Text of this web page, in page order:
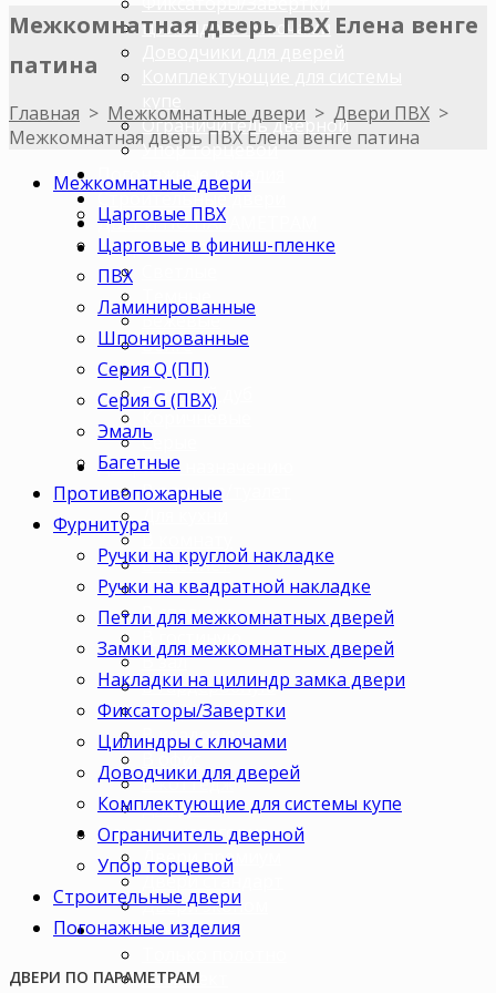
Цилиндры с ключами
Ограничитель дверной
Упор торцевой
Погонажные изделия
Строительные двери
ДВЕРИ ПО ПАРАМЕТРАМ
Двери по цветам
Бежевые
Венге
Орех
Беленый дуб
Коричневые
Серые
Двери по назначению
В ванную/туалет
Для кухни
В комнату
В кабинет
В детскую
В спальню
В зал
В гардеробную
В коридор
В кладовку
В офис
В коттедж
Для дачи
Ценовая категория
Двери премиум
Двери стандарт
Двери эконом
Комплектация
Комплект
Межкомнатная дверь ПВХ Елена венге
патина
Главная > Межкомнатные двери > Двери ПВХ >
Межкомнатная дверь ПВХ Елена венге патина
Межкомнатные двери
Царговые ПВХ
Царговые в финиш-пленке
ПВХ
Ламинированные
Шпонированные
Серия Q (ПП)
Серия G (ПВХ)
Эмаль
Багетные
Противопожарные
Фурнитура
Ручки на круглой накладке
Ручки на квадратной накладке
Петли для межкомнатных дверей
Замки для межкомнатных дверей
Накладки на цилиндр замка двери
Фиксаторы/Завертки
Цилиндры с ключами
Доводчики для дверей
Комплектующие для системы купе
Ограничитель дверной
Упор торцевой
Строительные двери
Погонажные изделия
ДВЕРИ ПО ПАРАМЕТРАМ